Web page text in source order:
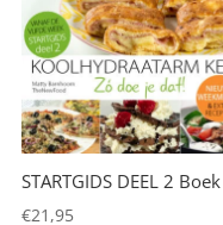
STARTGIDS DEEL 2 Boek
€21,95